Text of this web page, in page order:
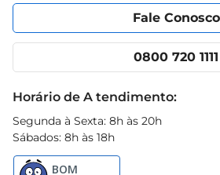
Portal do fornecedor
Cencosud Media
App Prezunic
Fale Conosco
0800 720 1111
Horário de A tendimento:
Segunda à Sexta: 8h às 20h
Sábados: 8h às 18h